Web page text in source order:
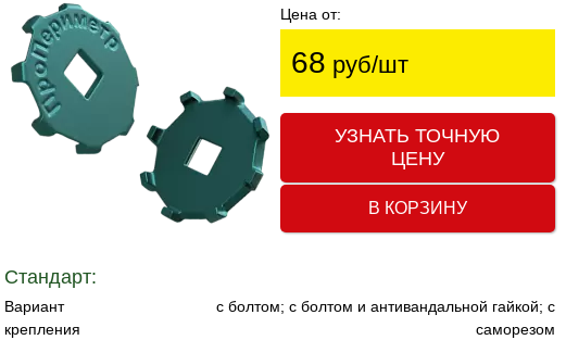
Цена от:
68 руб/шт
УЗНАТЬ ТОЧНУЮ
ЦЕНУ
В КОРЗИНУ
Стандарт:
Вариант
крепления
с болтом; с болтом и антивандальной гайкой; с
саморезом